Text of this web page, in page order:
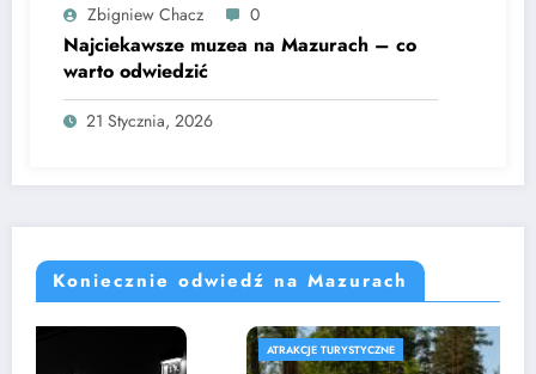
Zbigniew Chacz 0
Najciekawsze muzea na Mazurach – co
warto odwiedzić
21 Stycznia, 2026
Koniecznie odwiedź na Mazurach
ATRAKCJE TURYSTYCZNE